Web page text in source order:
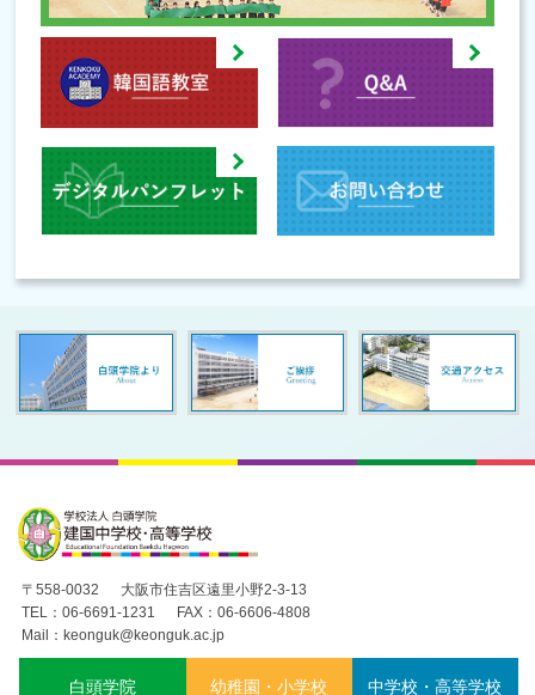
〒558-0032
大阪市住吉区遠里小野2-3-13
TEL：06-6691-1231
FAX：06-6606-4808
Mail：keonguk@keonguk.ac.jp
白頭学院 幼稚園・小学校 中学校・高等学校